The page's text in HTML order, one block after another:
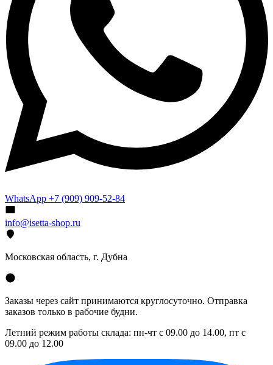
WhatsApp +7 (909) 909-52-84
info@isetta-shop.ru
Московская область, г. Дубна
Заказы через сайт принимаются круглосуточно. Отправка
заказов только в рабочие будни.
Летний режим работы склада: пн-чт с 09.00 до 14.00, пт с
09.00 до 12.00